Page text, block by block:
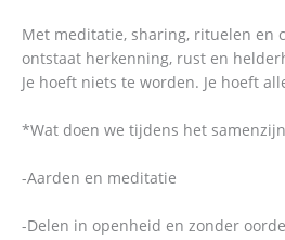
Met meditatie, sharing, rituelen en
ontstaat herkenning, rust en
Je hoeft niets te worden. Je hoeft
*Wat doen we tijdens het
-Aarden en meditatie
-Delen in openheid en zonder